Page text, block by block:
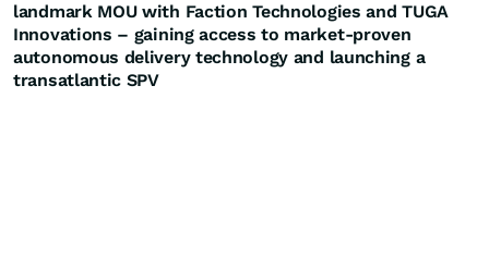
landmark MOU with Faction Technologies and TUGA
Innovations – gaining access to market-proven
autonomous delivery technology and launching a
transatlantic SPV